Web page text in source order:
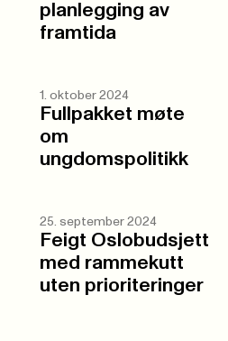
planlegging av
framtida
1. oktober 2024
Fullpakket møte
om
ungdomspolitikk
25. september 2024
Feigt Oslobudsjett
med rammekutt
uten prioriteringer